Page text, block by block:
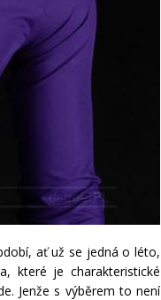
ať už se jedná o léto,
které je charakteristické
Jenže s výběrem to není